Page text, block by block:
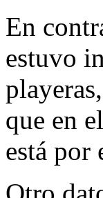
En
estuvo
que en
está por